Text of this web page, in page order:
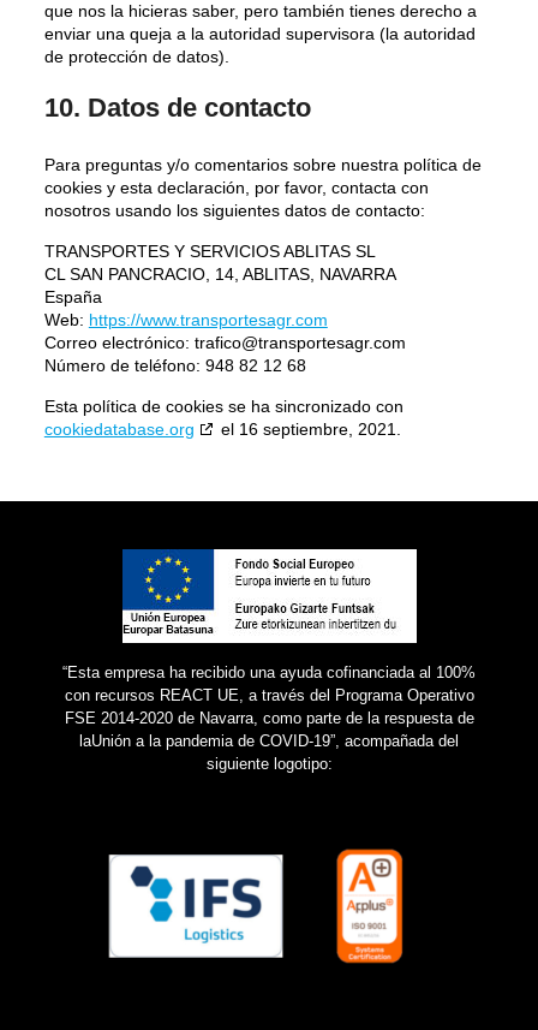
que nos la hicieras saber, pero también tienes derecho a
enviar una queja a la autoridad supervisora (la autoridad
de protección de datos).
10. Datos de contacto
Para preguntas y/o comentarios sobre nuestra política de
cookies y esta declaración, por favor, contacta con
nosotros usando los siguientes datos de contacto:
TRANSPORTES Y SERVICIOS ABLITAS SL
CL SAN PANCRACIO, 14, ABLITAS, NAVARRA
España
Web: https://www.transportesagr.com
Correo electrónico: trafico@transportesagr.com
Número de teléfono: 948 82 12 68
Esta política de cookies se ha sincronizado con
cookiedatabase.org
el 16 septiembre, 2021.
“Esta empresa ha recibido una ayuda cofinanciada al 100%
con recursos REACT UE, a través del Programa Operativo
FSE 2014-2020 de Navarra, como parte de la respuesta de
laUnión a la pandemia de COVID-19”, acompañada del
siguiente logotipo: